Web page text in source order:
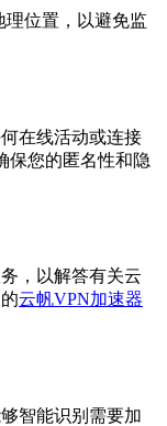
理位置，以避免监
在线活动或连接
保您的匿名性和隐
，以解答有关云
云帆VPN加速器
智能识别需要加